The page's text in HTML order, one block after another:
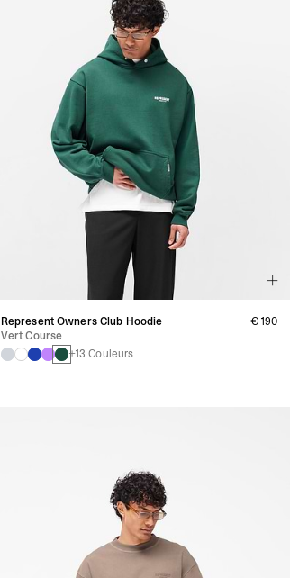
Represent Owners Club Hoodie
Vert Course
+13 Couleurs
€190